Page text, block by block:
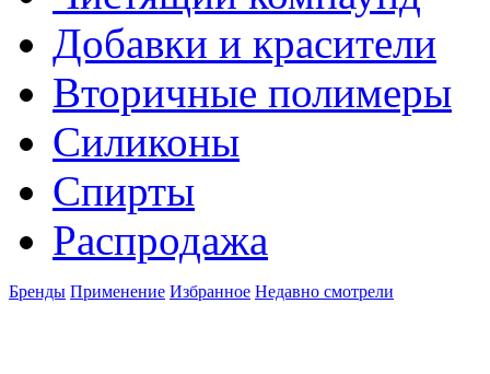
Добавки и красители
Вторичные полимеры
Силиконы
Спирты
Распродажа
Бренды Применение Избранное Недавно смотрели